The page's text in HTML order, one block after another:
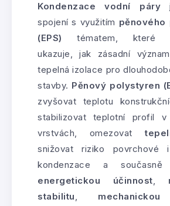
Kondenzace vodní páry
spojení s využitím pěnového
(EPS) tématem, které
ukazuje, jak zásadní
tepelná izolace pro
stavby. Pěnový polystyren
zvyšovat teplotu
stabilizovat teplotní profil v
vrstvách, omezovat
snižovat riziko povrchové
kondenzace a současně
energetickou účinnost,
stabilitu,